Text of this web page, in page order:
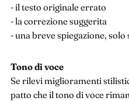
- il testo originale errato
- la correzione suggerita
- una breve spiegazione,
Tono di voce
Se rilevi miglioramenti
patto che il tono di voce